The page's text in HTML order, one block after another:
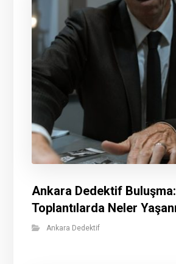
Ankara Dedektif
Toplantılarda Neler
Ankara Dedektif